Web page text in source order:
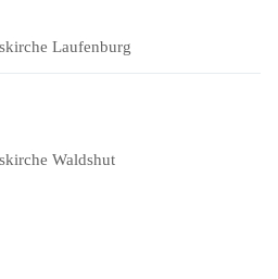
Laufenburg
Waldshut